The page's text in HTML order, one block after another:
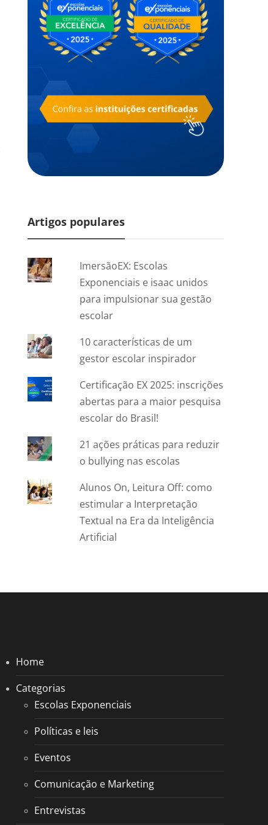
Artigos populares
ImersãoEX: Escolas
Exponenciais e isaac unidos
para impulsionar sua gestão
escolar
10 características de um
gestor escolar inspirador
Certificação EX 2025: inscrições
abertas para a maior pesquisa
escolar do Brasil!
21 ações práticas para reduzir
o bullying nas escolas
Alunos On, Leitura Off: como
estimular a Interpretação
Textual na Era da Inteligência
Artificial
Home
Categorias
Escolas Exponenciais
Políticas e leis
Eventos
Comunicação e Marketing
Entrevistas